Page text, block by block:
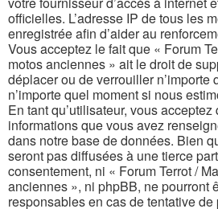
officielles. L’adresse IP de tous les
enregistrée afin d’aider au
Vous acceptez le fait que « Forum
motos anciennes » ait le droit de
déplacer ou de verrouiller n’importe
n’importe quel moment si nous
En tant qu’utilisateur, vous
informations que vous avez
dans notre base de données. Bien
seront pas diffusées à une tierce
consentement, ni « Forum Terrot /
anciennes », ni phpBB, ne pourront
responsables en cas de tentative